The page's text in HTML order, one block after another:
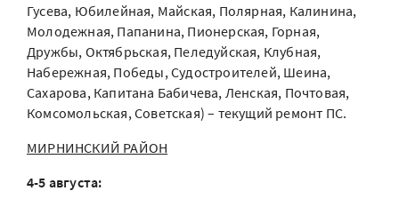
Гусева, Юбилейная, Майская, Полярная, Калинина,
Молодежная, Папанина, Пионерская, Горная,
Дружбы, Октябрьская, Пеледуйская, Клубная,
Набережная, Победы, Судостроителей, Шеина,
Сахарова, Капитана Бабичева, Ленская, Почтовая,
Комсомольская, Советская) – текущий ремонт ПС.
МИРНИНСКИЙ РАЙОН
4-5 августа: